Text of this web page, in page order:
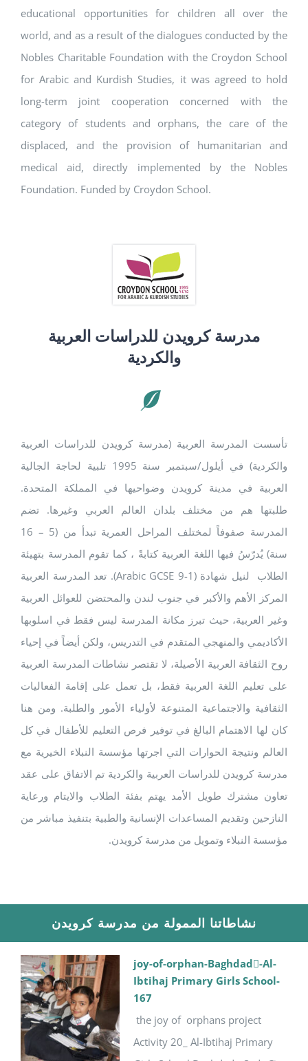
educational opportunities for children all over the
world, and as a result of the dialogues conducted by the
Nobles Charitable Foundation with the Croydon School
for Arabic and Kurdish Studies, it was agreed to hold
long-term joint cooperation concerned with the
category of students and orphans, the care of the
displaced, and the provision of humanitarian and
medical aid, directly implemented by the Nobles
Foundation. Funded by Croydon School.
مدرسة كرويدن للدراسات العربية
والكردية
تأسست المدرسة العربية (مدرسة كرويدن للدراسات العربية
والكردية) في أيلول/سبتمبر سنة 1995 تلبية لحاجة الجالية
العربية في مدينة كرويدن وضواحيها في المملكة المتحدة.
طلبتها هم من مختلف بلدان العالم العربي وغيرها. تضم
المدرسة صفوفاً لمختلف المراحل العمرية تبدأ من (5 – 16
سنة) يُدرّسُ فيها اللغة العربية كتابةً ، كما تقوم المدرسة بتهيئة
الطلاب لنيل شهادة (Arabic GCSE 9-1). تعد المدرسة العربية
المركز الأهم والأكبر في جنوب لندن والمحتضن للعوائل العربية
وغير العربية، حيث تبرز مكانة المدرسة ليس فقط في اسلوبها
الأكاديمي والمنهجي المتقدم في التدريس، ولكن أيضاً في إحياء
روح الثقافة العربية الأصيلة، لا تقتصر نشاطات المدرسة العربية
على تعليم اللغة العربية فقط، بل تعمل على إقامة الفعاليات
الثقافية والاجتماعية المتنوعة لأولياء الأمور والطلبة. ومن هنا
كان لها الاهتمام البالغ في توفير فرص التعليم للأطفال في كل
العالم ونتيجة الحوارات التي اجرتها مؤسسة النبلاء الخيرية مع
مدرسة كرويدن للدراسات العربية والكردية تم الاتفاق على عقد
تعاون مشترك طويل الأمد يهتم بفئة الطلاب والايتام ورعاية
النازحين وتقديم المساعدات الإنسانية والطبية بتنفيذ مباشر من
مؤسسة النبلاء وتمويل من مدرسة كرويدن.
نشاطاتنا الممولة من مدرسة كرويدن
joy-of-orphan-Baghdad-ِAl-
Ibtihaj Primary Girls School-
167
the joy of orphans project
Activity 20_ Al-Ibtihaj Primary